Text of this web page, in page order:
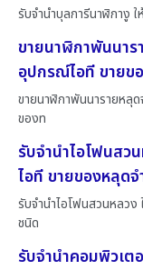
รับจำนำบุลการีนาฬิกางู
ขายนาฬิกาพันนาร
อุปกรณ์ไอที ขายข
ขายนาฬิกาพันนารายหลุด
ของท
รับจำนำไอโฟนสว
ไอที ขายของหลุด
รับจำนำไอโฟนสวนหลวง
ชนิด
รับจำนำคอมพิวเต